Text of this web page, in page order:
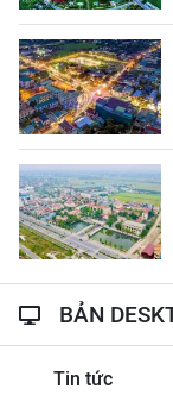
BẢN
Tin tức